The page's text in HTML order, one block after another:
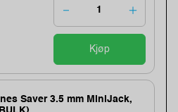
Kjøp
Saver 3.5 mm MiniJack,